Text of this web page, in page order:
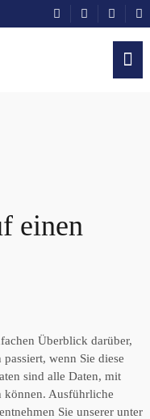
einen
Überblick darüber,
wenn Sie diese
sind alle Daten, mit
können. Ausführliche
Sie unserer unter